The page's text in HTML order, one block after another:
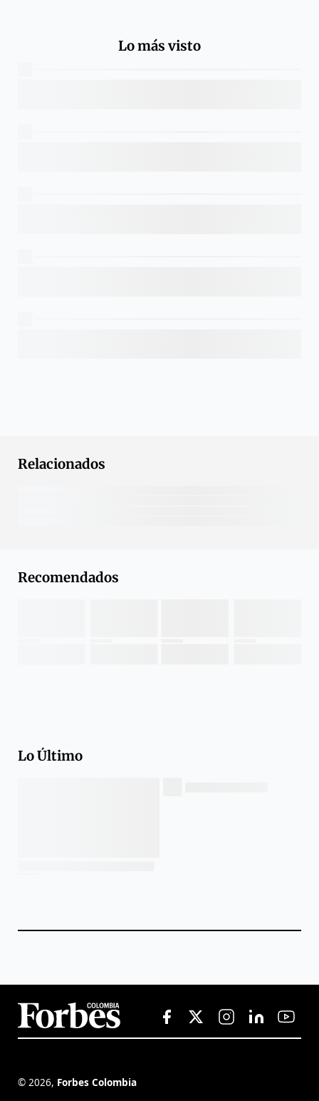
Lo más visto
Relacionados
Recomendados
Lo Último
© 2026, Forbes Colombia